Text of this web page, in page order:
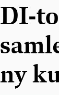
DI-
ny